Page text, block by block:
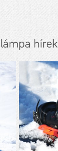
hírek